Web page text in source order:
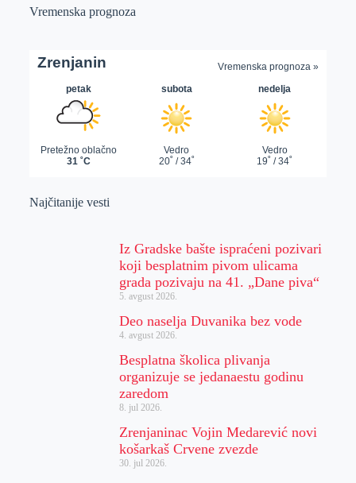
Vremenska prognoza
Najčitanije vesti
Iz Gradske bašte ispraćeni pozivari
koji besplatnim pivom ulicama
grada pozivaju na 41. „Dane piva“
5. avgust 2026.
Deo naselja Duvanika bez vode
4. avgust 2026.
Besplatna školica plivanja
organizuje se jedanaestu godinu
zaredom
8. jul 2026.
Zrenjaninac Vojin Medarević novi
košarkaš Crvene zvezde
30. jul 2026.